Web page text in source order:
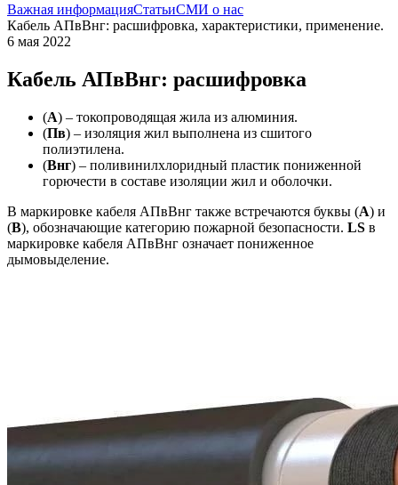
Важная информацияСтатьиСМИ о нас
Кабель АПвВнг: расшифровка, характеристики, применение.
6 мая 2022
Кабель АПвВнг: расшифровка
(А) – токопроводящая жила из алюминия.
(Пв) – изоляция жил выполнена из сшитого
полиэтилена.
(Внг) – поливинилхлоридный пластик пониженной
горючести в составе изоляции жил и оболочки.
В маркировке кабеля АПвВнг также встречаются буквы (А) и
(В), обозначающие категорию пожарной безопасности. LS в
маркировке кабеля АПвВнг означает пониженное
дымовыделение.